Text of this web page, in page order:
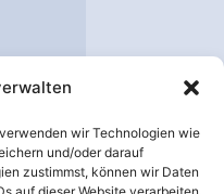
wir Technologien wie
und/oder darauf
zustimmst, können wir Daten